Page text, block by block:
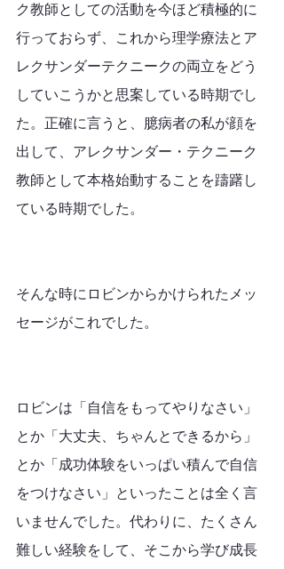
ク教師としての活動を今ほど積極的に
行っておらず、これから理学療法とア
レクサンダーテクニークの両立をどう
していこうかと思案している時期でし
た。正確に言うと、臆病者の私が顔を
出して、アレクサンダー・テクニーク
教師として本格始動することを躊躇し
ている時期でした。
そんな時にロビンからかけられたメッ
セージがこれでした。
ロビンは「自信をもってやりなさい」
とか「大丈夫、ちゃんとできるから」
とか「成功体験をいっぱい積んで自信
をつけなさい」といったことは全く言
いませんでした。代わりに、たくさん
難しい経験をして、そこから学び成長